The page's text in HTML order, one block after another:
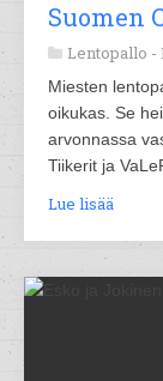
Suomen
Lentopallo -
Miesten
oikukas. Se
arvonnassa
Tiikerit ja
Lue lisää